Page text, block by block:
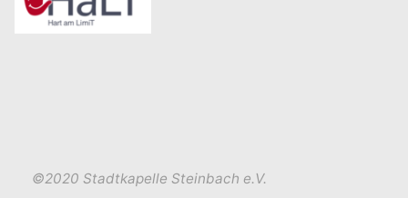
©2020 Stadtkapelle Steinbach e.V.